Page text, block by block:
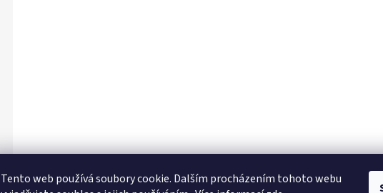
Tento web používá soubory cookie. Dalším procházením tohoto webu